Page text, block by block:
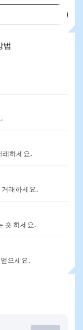
래하세요.
래하세요.
숏 하세요.
으세요.